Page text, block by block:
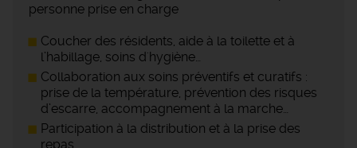
personne prise en charge
Coucher des résidents, aide à la toilette et à
l’habillage, soins d'hygiène…
Collaboration aux soins préventifs et curatifs :
prise de la température, prévention des risques
d’escarre, accompagnement à la marche…
Participation à la distribution et à la prise des
repas